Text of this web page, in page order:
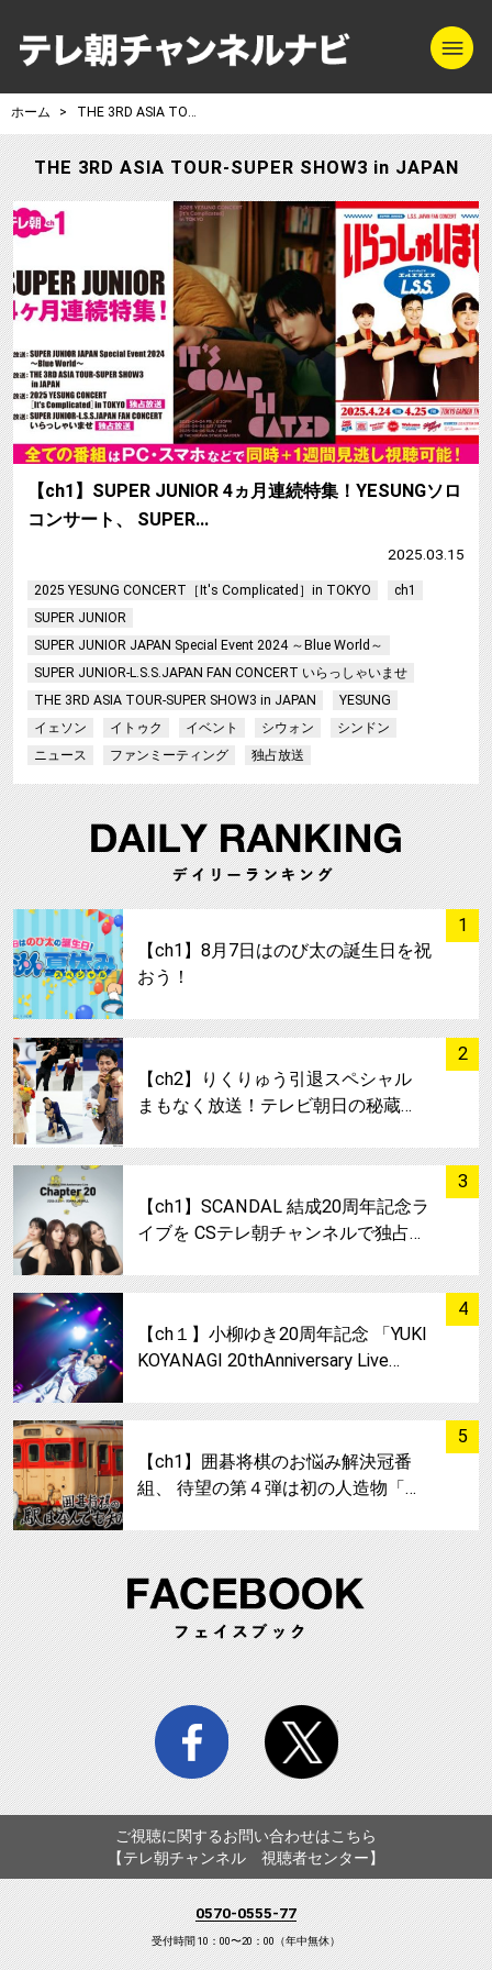
テレ朝チャンネ
ホーム THE 3RD ASIA TOUR-SUPER SHOW3 in JAPAN
THE 3RD ASIA TOUR-SUPER SHOW3 in JAPAN
【ch1】SUPER JUNIOR 4ヵ月連続特集！YESUNGソロ
コンサート、 SUPER…
2025.03.15
2025 YESUNG CONCERT［It's Complicated］in TOKYO
ch1
SUPER JUNIOR
SUPER JUNIOR JAPAN Special Event 2024 ～Blue World～
SUPER JUNIOR-L.S.S.JAPAN FAN CONCERT いらっしゃいませ
THE 3RD ASIA TOUR-SUPER SHOW3 in JAPAN
YESUNG
イェソン
イトゥク イベント シウォン
シンドン
ニュース
ファンミーティング 独占放送
1
サムネイル
【ch1】8月7日はのび太の誕生日を祝
おう！
2
サムネイル
【ch2】りくりゅう引退スペシャル
まもなく放送！テレビ朝日の秘蔵…
3
【ch1】SCANDAL 結成20周年記念ラ
イブを CSテレ朝チャンネルで独占…
4
【ch１】小柳ゆき20周年記念 「YUKI
KOYANAGI 20thAnniversary Live…
5
サムネイル
【ch1】囲碁将棋のお悩み解決冠番
組、 待望の第４弾は初の人造物「…
facebook twitter
ご視聴に関するお問い合わせはこちら
【テレ朝チャンネル 視聴者センター】
0570-0555-77
受付時間 10：00〜20：00（年中無休）